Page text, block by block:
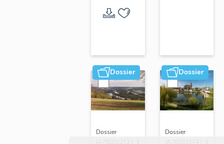
Dossier
Dossier
Dossier
Dossier